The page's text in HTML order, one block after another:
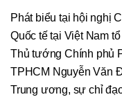
Phát biểu tại hội nghị
Quốc tế tại Việt Nam
Thủ tướng Chính phủ
TPHCM Nguyễn Văn
Trung ương, sự chỉ